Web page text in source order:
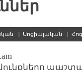
| Սոցիալական |